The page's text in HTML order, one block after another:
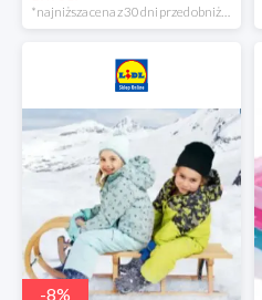
-8%